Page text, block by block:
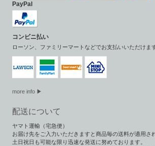
PayPal
コンビニ払い
ローソン、ファミリーマートなどでお支払いいただけま
more info ▶
配送について
ヤマト運輸（宅急便）
お届け先をご入力いただきますと商品毎の送料が適用さ
土日祝日も可能な限り迅速な発送に努めております。